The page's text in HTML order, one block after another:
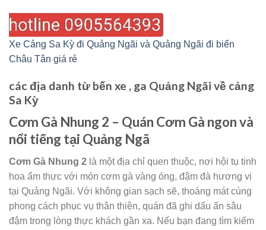
Xe Cảng Sa Kỳ đi Quảng Ngãi và Quảng Ngãi đi biển
Châu Tân giá rẻ
các địa danh từ bến xe , ga Quảng Ngãi về cảng
Sa Kỳ
Cơm Gà Nhung 2 – Quán Cơm Gà ngon và
nổi tiếng tại Quảng Ngã
Cơm Gà Nhung 2 là một địa chỉ quen thuộc, nơi hội tụ tinh
hoa ẩm thực với món cơm gà vàng óng, đậm đà hương vị
tại Quảng Ngãi. Với không gian sạch sẽ, thoáng mát cùng
phong cách phục vụ thân thiện, quán đã ghi dấu ấn sâu
đậm trong lòng thực khách gần xa. Nếu bạn đang tìm kiếm